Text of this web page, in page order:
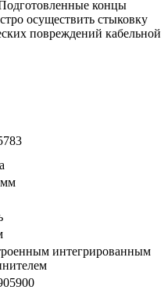
концы
осуществить стыковку
повреждений кабельной
интегрированным